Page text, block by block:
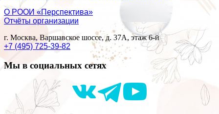
О РООИ «Перспектива»
Отчёты организации
г. Москва, Варшавское шоссе, д. 37А, этаж 6-й
+7 (495) 725-39-82
Мы в социальных сетях